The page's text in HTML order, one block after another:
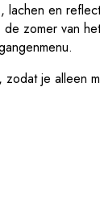
en
zomer van
je alleen